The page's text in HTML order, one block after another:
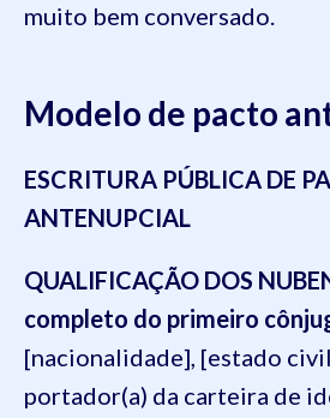
muito bem conversado.
Modelo de pacto
ESCRITURA PÚBLICA DE
ANTENUPCIAL
QUALIFICAÇÃO DOS
completo do primeiro
[nacionalidade], [estado
portador(a) da carteira de